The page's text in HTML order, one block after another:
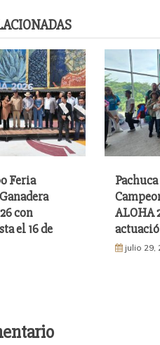
Feria
con
el 16 de
ALOHA
julio 29,